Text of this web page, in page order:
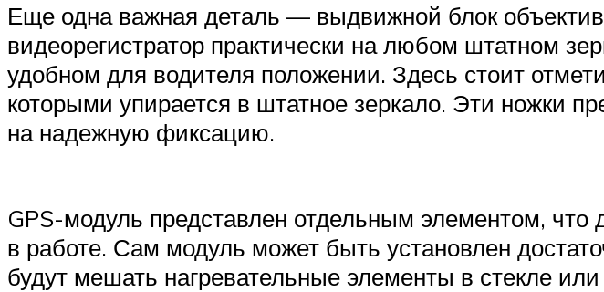
Еще одна важная деталь — выдвижной блок
видеорегистратор практически на любом штатном
удобном для водителя положении. Здесь стоит
которыми упирается в штатное зеркало. Эти ножки
на надежную фиксацию.
GPS-модуль представлен отдельным элементом, что
в работе. Сам модуль может быть установлен
будут мешать нагревательные элементы в стекле